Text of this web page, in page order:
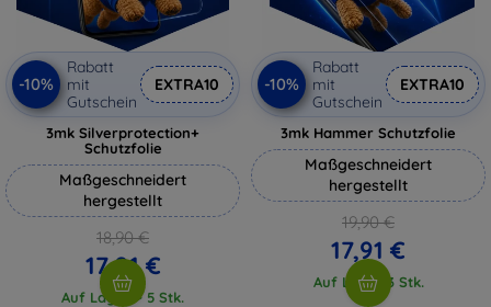
-10%
Rabatt
mit
Gutschein
EXTRA10
3mk Silverprotection+
Schutzfolie
Maßgeschneidert
hergestellt
18,90 €
17,01 €
Auf Lager > 5 Stk.
-10%
Rabatt
mit
Gutschein
EXTRA10
3mk Hammer Schutzfolie
Maßgeschneidert
hergestellt
19,90 €
17,91 €
Auf Lager 3 Stk.